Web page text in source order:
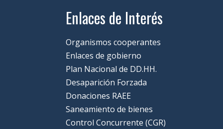
Enlaces de Interés
Organismos cooperantes
Enlaces de gobierno
Plan Nacional de DD.HH.
Desaparición Forzada
Donaciones RAEE
Saneamiento de bienes
Control Concurrente (CGR)